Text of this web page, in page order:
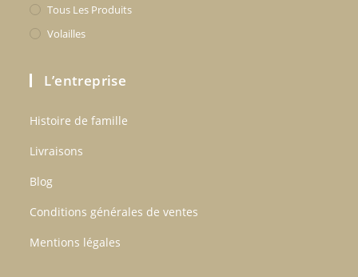
Tous Les Produits
Volailles
L’entreprise
Histoire de famille
Livraisons
Blog
Conditions générales de ventes
Mentions légales